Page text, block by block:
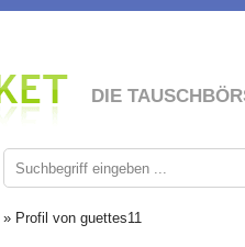
DIE
» Profil von guettes11